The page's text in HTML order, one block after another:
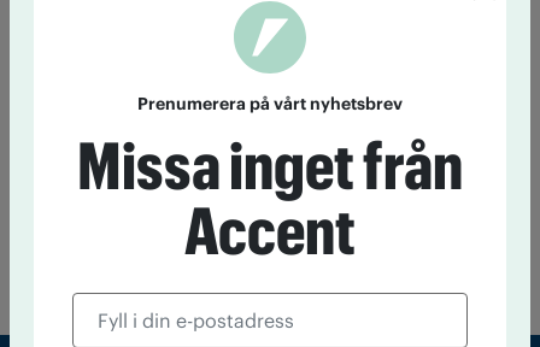
Ett glas om dagen ökar risken för
22 juni 13:30Även låg alkoholkonsumtion ökar risken för
cancer, visar ny amerikansk forskning.
Till startsidan
Prenumerera på vårt nyhetsbrev
Missa inget från
Accent